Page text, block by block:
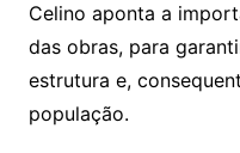
Celino aponta a
das obras, para
estrutura e,
população.